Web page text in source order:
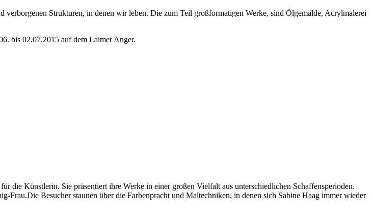
Strukturen, in denen wir leben. Die zum Teil großformatigen Werke, sind Ölgemälde, Acrylmalerei
bis 02.07.2015 auf dem Laimer Anger.
Künstlerin. Sie präsentiert ihre Werke in einer großen Vielfalt aus unterschiedlichen Schaffensperioden.
Besucher staunen über die Farbenpracht und Maltechniken, in denen sich Sabine Haag immer wieder